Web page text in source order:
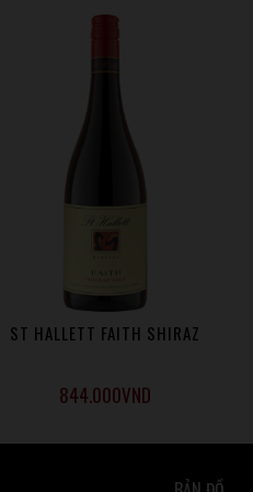
ST HALLETT FAITH SHIRAZ
844.000VND